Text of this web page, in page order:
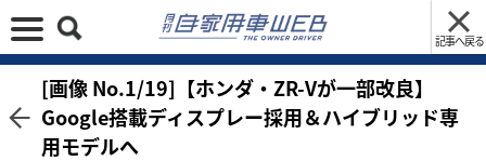
記事へ戻る
[画像 No.1/19]【ホンダ・ZR-Vが一部改良】
Google搭載ディスプレー採用＆ハイブリッド専
用モデルへ